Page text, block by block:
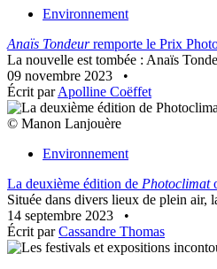
Environnement
Anaïs Tondeurremporte le Prix
La nouvelle est tombée : Anaïs
09 novembre 2023
•
Écrit parApolline Coëffet
© Manon Lanjouère
Environnement
La deuxième édition de Photoclimat
Située dans divers lieux de plein air,
14 septembre 2023
•
Écrit parCassandre Thomas